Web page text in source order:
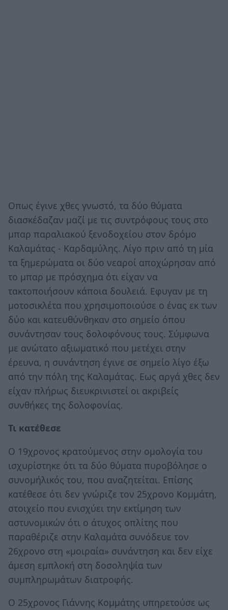
Οπως έγινε χθες γνωστό, τα δύο θύματα
διασκέδαζαν μαζί με τις συντρόφους τους στο
μπαρ παραλιακού ξενοδοχείου στον δρόμο
Καλαμάτας - Καρδαμύλης. Λίγο πριν από τη μία
τα ξημερώματα οι δύο νεαροί αποχώρησαν από
το μπαρ με πρόσχημα ότι είχαν να
τακτοποιήσουν κάποια δουλειά. Εφυγαν με τη
μοτοσικλέτα που χρησιμοποιούσε ο ένας εκ των
δύο και κατευθύνθηκαν στο σημείο όπου
συνάντησαν τους δολοφόνους τους. Σύμφωνα
με ανώτατο αξιωματικό που μετέχει στην
έρευνα, η συνάντηση έγινε σε σημείο λίγο έξω
από την πόλη της Καλαμάτας. Εως αργά χθες δεν
είχαν πλήρως διευκρινιστεί οι ακριβείς
συνθήκες της δολοφονίας.
Τι κατέθεσε
Ο 19χρονος κρατούμενος στην ομολογία του
ισχυρίστηκε ότι τα δύο θύματα πυροβόλησε ο
συνομήλικός του, που αναζητείται. Επίσης
κατέθεσε ότι δεν γνώριζε τον 25χρονο Κομμάτη,
στοιχείο που ενισχύει την εκτίμηση των
αστυνομικών ότι ο άτυχος οπλίτης που
παραθέριζε στην Καλαμάτα συνόδευε τον
26χρονο στη «μοιραία» συνάντηση και δεν είχε
άμεση εμπλοκή στη δοσοληψία των
συμπληρωμάτων διατροφής.
Ο 25χρονος Γιάννης Κομμάτης υπηρετούσε ως